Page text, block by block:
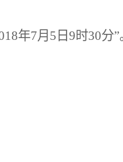
年7月 5 日 9时30分”